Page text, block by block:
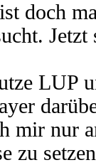
doch
LUP
mir nur
zu